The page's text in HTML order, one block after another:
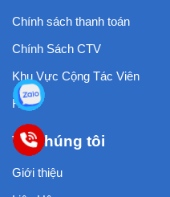
Chính sách thanh toán
Chính Sách CTV
Khu Vực Cộng Tác Viên
FAQ
Về chúng tôi
Giới thiệu